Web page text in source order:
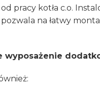
pracy kotła c.o.
na łatwy
wyposażenie